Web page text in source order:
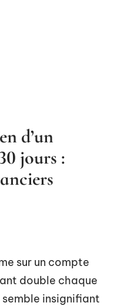
d’un
jours :
sur un compte
double chaque
insignifiant